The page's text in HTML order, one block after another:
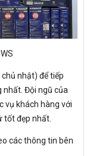
nhật) để tiếp
nhất. Đội ngũ của
vụ khách hàng với
tốt đẹp nhất.
các thông tin bên